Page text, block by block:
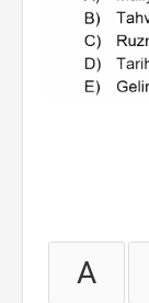
A